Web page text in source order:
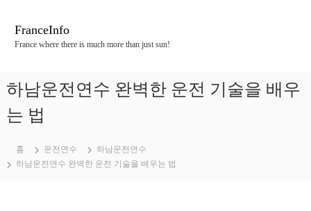
가
FranceInfo
France where there is much more than just sun!
하남운전연수 완벽한 운전 기술을 배우
는 법
홈 운전연수
하남운전연수
하남운전연수 완벽한 운전 기술을 배우는 법